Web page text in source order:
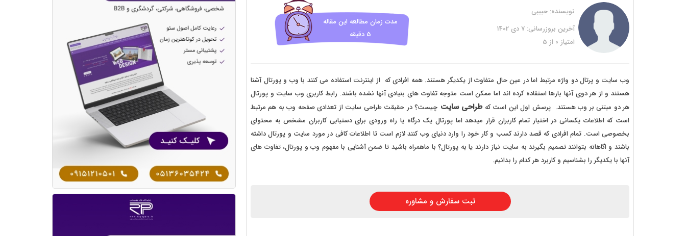
خرید سایت فروش فایل
خرید سایت با امکانات دیوار
خرید سایت نوبت دهی پزشکان
خرید سایت هتل
خرید سایت همایش
نویسنده: حبیبی
آخرین بروزرسانی:
امتیاز 0 از 5
مدت زمان مطالعه این مقاله
5 دقیقه
وب سایت و پرتال دو واژه مرتبط اما در عین حال متفاوت از یکدیگر هستند. همه افرادی که از اینترنت استفاده می کنند با وب و پورتال آشنا
هستند و از هر دوی آنها بارها استفاده کرده اند اما ممکن است متوجه تفاوت های بنیادی آنها نشده باشند. رابط کاربری وب سایت و پورتال
هر دو مبتنی بر وب هستند. پرسش اول این است کهطراحی سایت چیست؟ در حقیقت طراحی سایت از تعدادی صفحه وب به هم مرتبط
است که اطلاعات یکسانی در اختیار تمام کاربران قرار میدهد اما پورتال یک درگاه یا راه ورودی برای دستیابی کاربران مشخص به محتوای
بخصوصی است. تمام افرادی که قصد دارند کسب و کار خود را وارد دنیای وب کنند لازم است تا اطلاعات کافی در مورد سایت و پورتال داشته
باشند و اگاهانه بتوانند تصمیم بگیرند به سایت نیاز دارند یا به پورتال؟ با ماهمراه باشید تا ضمن آشنایی با مفهوم وب و پورتال، تفاوت های
آنها با یکدیگر را بشناسیم و کاربرد هر کدام را بدانیم.
ثبت سفارش و مشاوره